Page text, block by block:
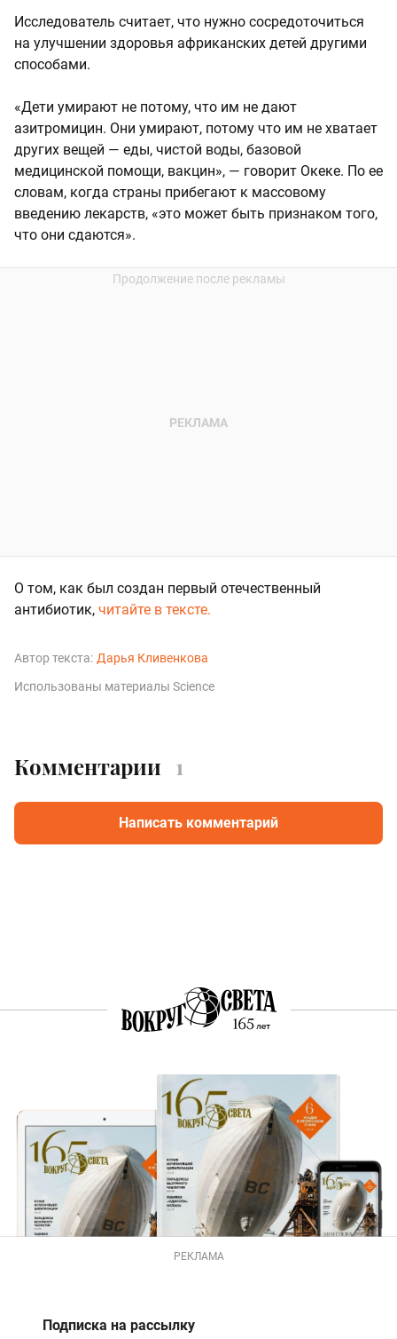
Исследователь считает, что нужно сосредоточиться
на улучшении здоровья африканских детей другими
способами.
«Дети умирают не потому, что им не дают
азитромицин. Они умирают, потому что им не хватает
других вещей — еды, чистой воды, базовой
медицинской помощи, вакцин», — говорит Океке. По ее
словам, когда страны прибегают к массовому
введению лекарств, «это может быть признаком того,
что они сдаются».
О том, как был создан первый отечественный
антибиотик, читайте в тексте.
Автор текста: Дарья Кливенкова
Использованы материалы Science
Комментарии 1
Написать комментарий
РЕКЛАМА
Подписка на рассылку